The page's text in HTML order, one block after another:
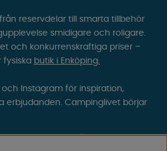
reservdelar till smarta tillbehör
smidigare och roligare.
och konkurrenskraftiga priser –
fysiska butik i Enköping.
och Instagram för inspiration,
erbjudanden. Campinglivet börjar